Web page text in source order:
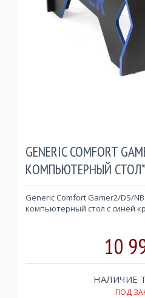
GENERIC COMFORT
КОМПЬЮТЕРНЫЙ
Generic Comfort Gamer2/DS/
компьютерный стол с синей
10
НАЛИЧИЕ
ПОД